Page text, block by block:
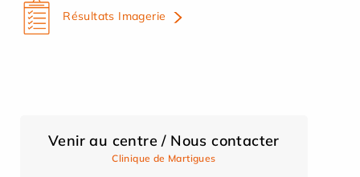
Résultats Imagerie
Venir au centre / Nous contacter
Clinique de Martigues